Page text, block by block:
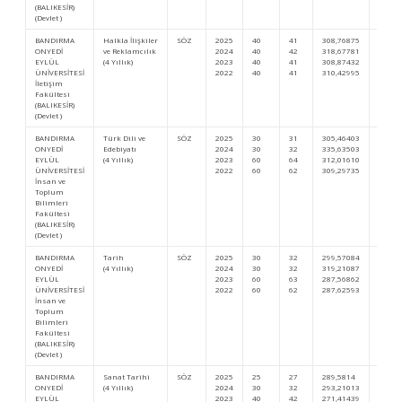
(BALIKESİR)
(Devlet )
BANDIRMA
ONYEDİ
EYLÜL
ÜNİVERSİTESİ
İletişim
Fakültesi
(BALIKESİR)
(Devlet )
Halkla İlişkiler
ve Reklamcılık
(4 Yıllık)
SÖZ
2025
2024
2023
2022
40
40
40
40
41
42
41
41
308,76875
318,67781
308,87432
310,42995
BANDIRMA
ONYEDİ
EYLÜL
ÜNİVERSİTESİ
İnsan ve
Toplum
Bilimleri
Fakültesi
(BALIKESİR)
(Devlet )
Türk Dili ve
Edebiyatı
(4 Yıllık)
SÖZ
2025
2024
2023
2022
30
30
60
60
31
32
64
62
305,46403
335,63503
312,01610
309,29735
BANDIRMA
ONYEDİ
EYLÜL
ÜNİVERSİTESİ
İnsan ve
Toplum
Bilimleri
Fakültesi
(BALIKESİR)
(Devlet )
Tarih
(4 Yıllık)
SÖZ
2025
2024
2023
2022
30
30
60
60
32
32
63
62
299,57084
319,21087
287,56862
287,62593
BANDIRMA
ONYEDİ
EYLÜL
Sanat Tarihi
(4 Yıllık)
SÖZ
2025
2024
2023
25
30
40
27
32
42
289,5814
293,21013
271,41439